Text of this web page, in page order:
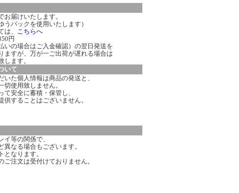
お届けいたします。
パックを使用いたします）
は、 こちらへ
円
いの場合はご入金確認）の翌日発送を
ますが、万が一ご出荷が遅れる場合は
ます。
いて
いた個人情報は商品の発送と、
使用致しません。
て安全に蓄積・保管し、
することはございません。
イ等の関係で、
なる場合もございます。
となります。
ご注文は受付けておりません。